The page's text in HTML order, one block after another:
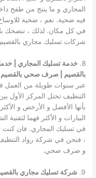
المجاري و ما ينتج من طفح
فيه ضحية. نعم ، ضحية للاوساخ
في كل مكان. لذلك ، ننصحك
شركات تسليك مجاري
8.
خدمة تسليك المجاري |
بالقصيم | صرف صحي بالقصيم
عبر سنوات طويلة من العمل
التنظيف تحتل المركز
بأنها الأفضل و الأرخص و
البيارات و الأكثر فهما
في تسليك المجاري. فان
، فنحن في شركة رواد
و صرف صحي.
9.
شركة تسليك مجاري